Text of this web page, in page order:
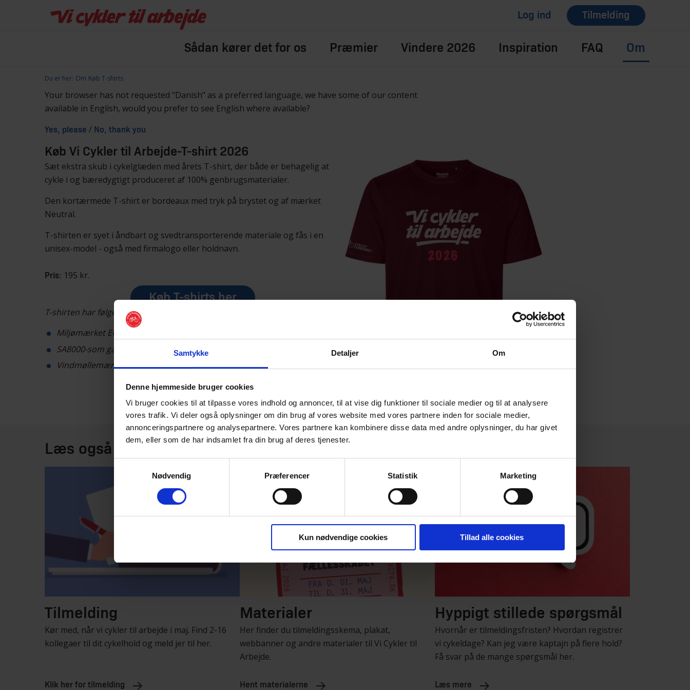
Samtykke Detaljer Om
Denne hjemmeside bruger cookies
Vi bruger cookies til at tilpasse vores indhold og annoncer, til at vise dig funktioner til sociale medier og til at analysere
vores trafik. Vi deler også oplysninger om din brug af vores website med vores partnere inden for sociale medier,
annonceringspartnere og analysepartnere. Vores partnere kan kombinere disse data med andre oplysninger, du har givet
dem, eller som de har indsamlet fra din brug af deres tjenester.
Nødvendig
Præferencer Statistik Marketing
Kun nødvendige cookies Tillad alle cookies
Log ind Tilmelding
Sådan kører det for os Præmier Vindere 2026 Inspiration FAQ Om
Du er her: Om Køb T-shirts
Your browser has not requested "Danish" as a preferred language, we have some of our content
available in English, would you prefer to see English where available?
Yes, please / No, thank you
Køb Vi Cykler til Arbejde-T-shirt 2026
Sæt ekstra skub i cykelglæden med årets T-shirt, der både er behagelig at
cykle i og bæredygtigt produceret af 100% genbrugsmaterialer.
Den kortærmede T-shirt er bordeaux med tryk på brystet og af mærket
Neutral.
T-shirten er syet i åndbart og svedtransporterende materiale og fås i en
unisex-model - også med firmalogo eller holdnavn.
Pris: 195 kr.
Køb T-shirts her
T-shirten har følgende certificeringer:
Miljømærket EU-blomsten
SA8000-som garanterer social ansvarlighed i produktionen
Vindmøllemærket-som betyder produktion med vedvarende energikilder.
Læs også
Tilmelding
Kør med, når vi cykler til arbejde i maj. Find 2-16
kollegaer til dit cykelhold og meld jer til her.
Klik her for tilmelding
Materialer
Her finder du tilmeldingsskema, plakat,
webbanner og andre materialer til Vi Cykler til
Arbejde.
Hent materialerne
Hyppigt stillede spørgsmål
Hvornår er tilmeldingsfristen? Hvordan registrer
vi cykeldage? Kan jeg være kaptajn på flere hold?
Få svar på de mange spørgsmål her.
Læs mere